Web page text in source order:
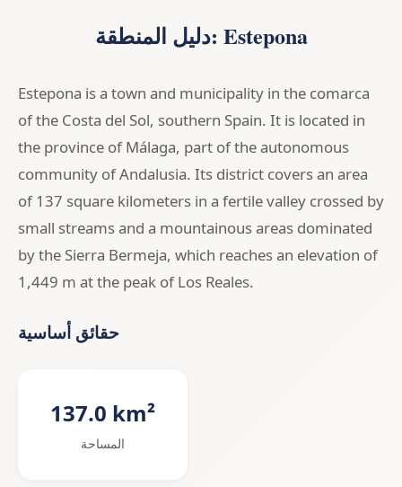
دليل المنطقة: Estepona
Estepona is a town and municipality in the comarca
of the Costa del Sol, southern Spain. It is located in
the province of Málaga, part of the autonomous
community of Andalusia. Its district covers an area
of 137 square kilometers in a fertile valley crossed by
small streams and a mountainous areas dominated
by the Sierra Bermeja, which reaches an elevation of
1,449 m at the peak of Los Reales.
حقائق أساسية
137.0 km²
المساحة